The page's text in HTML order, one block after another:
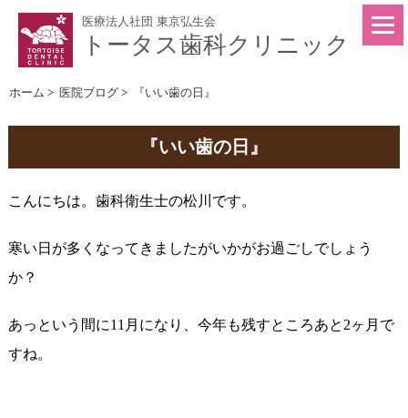
医療法人社団 東京弘生会
トータス歯科クリニック
ホーム > 医院ブログ > 『いい歯の日』
『いい歯の日』
こんにちは。歯科衛生士の松川です。
寒い日が多くなってきましたがいかがお過ごしでしょう
か？
あっという間に11月になり、今年も残すところあと2ヶ月で
すね。